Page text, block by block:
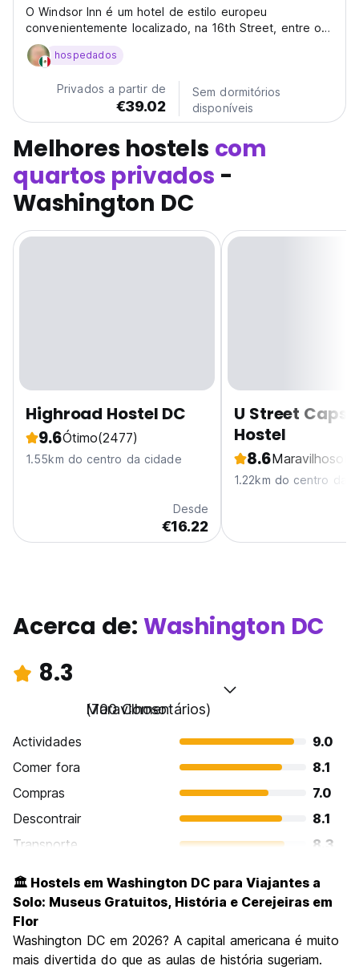
O Windsor Inn é um hotel de estilo europeu
convenientemente localizado, na 16th Street, entre o
DuPont Circle e
hospedados
Privados a partir de
€39.02
Sem dormitórios
disponíveis
Melhores hostels com
quartos privados -
Washington DC
Highroad Hostel DC
9.6Ótimo(2477)
1.55km do centro da cidade
Desde
€16.22
U Street
Hostel
8.6Maravilhoso
1.22km do centro da
Acerca de: Washington DC
8.3
Maravilhoso
(700 Comentários)
Actividades
9.0
Comer fora
8.1
Compras
7.0
Descontrair
8.1
Transporte
8.3
Cultura
9.3
Festas / vida noturna
Custo-beneficio
8.0
🏛️ Hostels em Washington DC para Viajantes a
Solo: Museus Gratuitos, História e Cerejeiras em
Flor
Washington DC em 2026? A capital americana é muito
mais divertida do que as aulas de história sugeriam.